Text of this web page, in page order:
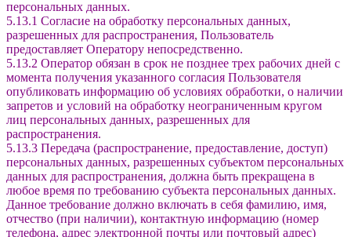
персональных данных.
5.13.1 Согласие на обработку персональных данных,
разрешенных для распространения, Пользователь
предоставляет Оператору непосредственно.
5.13.2 Оператор обязан в срок не позднее трех рабочих дней с
момента получения указанного согласия Пользователя
опубликовать информацию об условиях обработки, о наличии
запретов и условий на обработку неограниченным кругом
лиц персональных данных, разрешенных для
распространения.
5.13.3 Передача (распространение, предоставление, доступ)
персональных данных, разрешенных субъектом персональных
данных для распространения, должна быть прекращена в
любое время по требованию субъекта персональных данных.
Данное требование должно включать в себя фамилию, имя,
отчество (при наличии), контактную информацию (номер
телефона, адрес электронной почты или почтовый адрес)